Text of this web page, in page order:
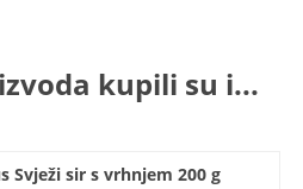
kupili su i...
Svježi sir s vrhnjem 200 g